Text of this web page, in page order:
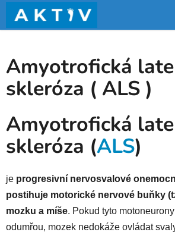
obsah
Amyotrofická
skleróza ( ALS )
Amyotrofická
skleróza (ALS)
je progresivní nervosvalové
postihuje motorické nervové buňky
mozku a míše. Pokud tyto
odumřou, mozek nedokáže ovládat